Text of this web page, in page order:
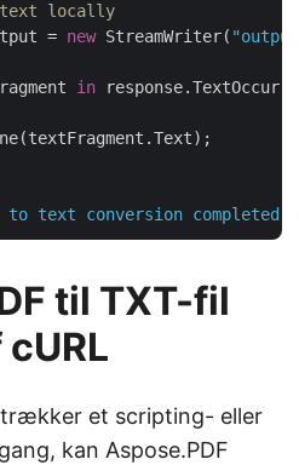
text locally
= new StreamWriter(
in
to text conversion completed
til TXT-fil
et scripting- eller
kan Aspose.PDF